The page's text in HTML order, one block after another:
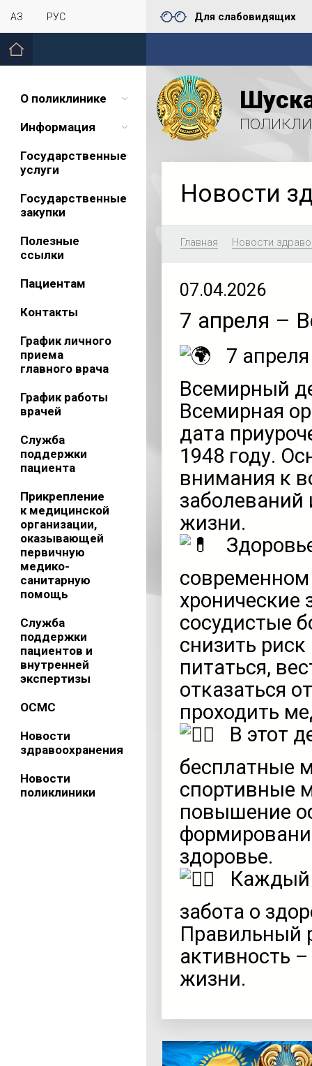
ҚАЗ РУС Для слабовидящих
О поликлинике
Информация
Государственные
услуги
Государственные
закупки
Полезные
ссылки
Пациентам
Контакты
График личного
приема
главного врача
График работы
врачей
Служба
поддержки
пациента
Прикрепление
к медицинской
организации,
оказывающей
первичную
медико-
санитарную
помощь
Служба
поддержки
пациентов и
внутренней
экспертизы
ОСМС
Новости
здравоохранения
Новости
поликлиники
Новости
Главная Новости
07.04.2026
7 апреля –
7
Всемирный
Всемирная
дата
1948 году.
внимания к
заболеваний
жизни.
хронические
сосудистые
снизить
питаться,
отказаться
проходить
В этот
бесплатные
спортивные
повышение
здоровье.
Каждый
забота о
Правильный
активность
жизни.